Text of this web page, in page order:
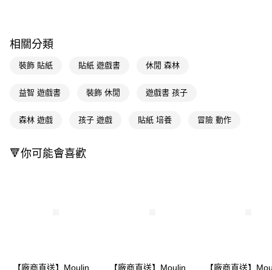
【關於「AFTEE先享後付」】
AFTEE先享後付是「在收到商品之後才付款」的支付方式。 讓您購物簡單
便利好安心！
３．安心：先確認商品／服務後，再付款。
【「AFTEE先享後付」結帳流程】
２．訂單成立數日內，您將收到繳費通知簡訊。
３．收到繳費通知簡訊後14天內，點擊此簡訊中的連結，可透過四大超商／
每筆NT$100，滿NT$590(含以上)免運費
宅配(離島廠商直送🚚)
相關分類
裝飾 貼紙 貼紙 遊戲書 休閒 森林
益智 遊戲書 裝飾 休閒 遊戲書 孩子
森林 遊戲 孩子 遊戲 貼紙 培養 冒險 動作
🔻你可能會喜歡
【廠商直送】Moulin
【廠商直送】Moulin
【廠商直送】